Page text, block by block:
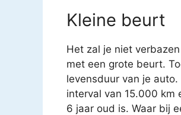
Kleine beurt
Het zal je niet
met een grote beurt.
levensduur van je
interval van 15.000 km
6 jaar oud is. Waar bij